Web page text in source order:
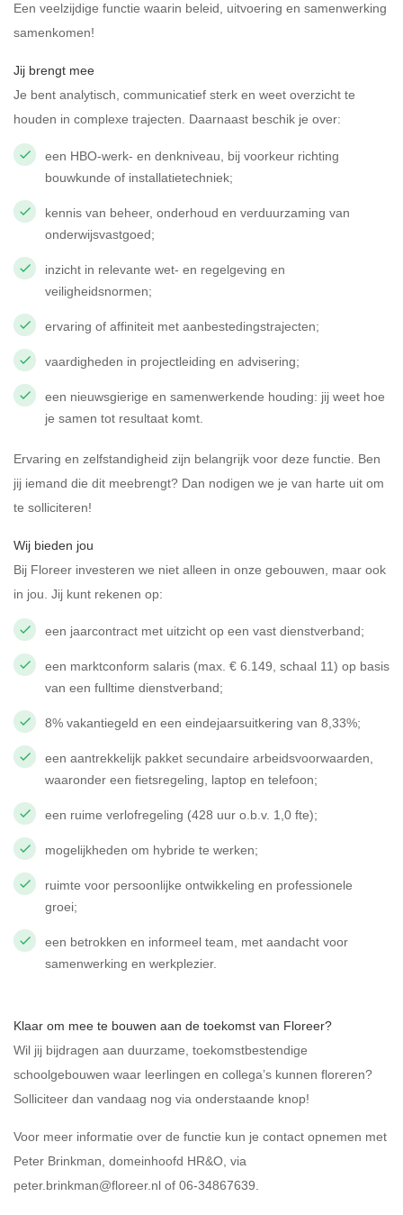
Een veelzijdige functie waarin beleid, uitvoering en samenwerking
samenkomen!
Jij brengt mee
Je bent analytisch, communicatief sterk en weet overzicht te
houden in complexe trajecten. Daarnaast beschik je over:
een HBO-werk- en denkniveau, bij voorkeur richting
bouwkunde of installatietechniek;
kennis van beheer, onderhoud en verduurzaming van
onderwijsvastgoed;
inzicht in relevante wet- en regelgeving en
veiligheidsnormen;
ervaring of affiniteit met aanbestedingstrajecten;
vaardigheden in projectleiding en advisering;
een nieuwsgierige en samenwerkende houding: jij weet hoe
je samen tot resultaat komt.
Ervaring en zelfstandigheid zijn belangrijk voor deze functie. Ben
jij iemand die dit meebrengt? Dan nodigen we je van harte uit om
te solliciteren!
Wij bieden jou
Bij Floreer investeren we niet alleen in onze gebouwen, maar ook
in jou. Jij kunt rekenen op:
een jaarcontract met uitzicht op een vast dienstverband;
een marktconform salaris (max. € 6.149, schaal 11) op basis
van een fulltime dienstverband;
8% vakantiegeld en een eindejaarsuitkering van 8,33%;
een aantrekkelijk pakket secundaire arbeidsvoorwaarden,
waaronder een fietsregeling, laptop en telefoon;
een ruime verlofregeling (428 uur o.b.v. 1,0 fte);
mogelijkheden om hybride te werken;
ruimte voor persoonlijke ontwikkeling en professionele
groei;
een betrokken en informeel team, met aandacht voor
samenwerking en werkplezier.
Klaar om mee te bouwen aan de toekomst van Floreer?
Wil jij bijdragen aan duurzame, toekomstbestendige
schoolgebouwen waar leerlingen en collega’s kunnen floreren?
Solliciteer dan vandaag nog via onderstaande knop!
Voor meer informatie over de functie kun je contact opnemen met
Peter Brinkman, domeinhoofd HR&O, via
peter.brinkman@floreer.nl of 06-34867639.